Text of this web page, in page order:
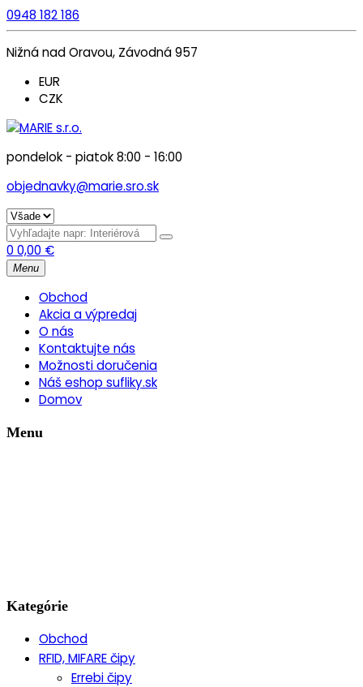
0948 182 186
Nižná nad Oravou, Závodná 957
EUR
CZK
pondelok - piatok 8:00 - 16:00
objednavky@marie.sro.sk
0 0,00 €
Menu
Obchod
Akcia a výpredaj
O nás
Kontaktujte nás
Možnosti doručenia
Náš eshop sufliky.sk
Domov
Menu
Kategórie
Obchod
RFID, MIFARE čipy
Errebi čipy